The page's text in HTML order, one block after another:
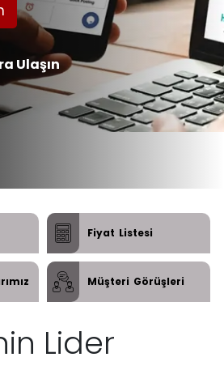
Ulaşın
Fiyat Listesi
Müşteri Görüşleri
Lider